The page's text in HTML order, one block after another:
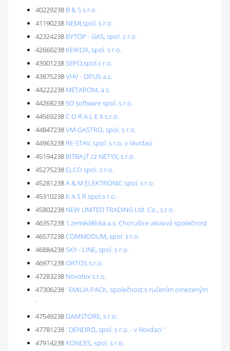
40229238 B & S s.r.o.
41190238 NEMI,spol. s r.o.
42324238 BYTOP - GAS, spol. s r.o.
42660238 KEWOX, spol. s r.o.
43001238SEPO,spol.s r.o.
43875238VHV - OPUS a.s.
44222238 METAROM, a.s.
44268238 5D software spol. s r.o.
44569238C O R A L E X s.r.o.
44847238VM-GASTRO, spol. s r.o.
44963238 RE-STAV, spol. s r.o. v likvidaci
45194238 BITBAJT.cz NETYX, s.r.o.
45275238 ELCO spol. s r.o.
45281238A & M ELEKTRONIC spol. s r.o.
45310238 K A S R spol.s r.o.
45802238 NEW UNITED TRADING Ltd. Co., s.r.o.
46357238 1.zemědělská a.s. Chorušice akciová společnost
46577238COMMODUM, spol. s r.o.
46884238SKY - LINE, spol. s r.o.
46971238ORTOS s.r.o.
47283238 Novotex s.r.o.
47306238' EMILIA PACK, společnost s ručením omezeným
'
47549238 DAMSTORE, s.r.o.
47781238' DENDRO, spol. s r.o. - v likvidaci '
47914238 KONCES, spol. s r.o.